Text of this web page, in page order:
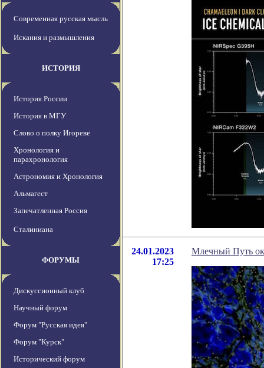
Современная русская мысль
Искания и размышления
ИСТОРИЯ
История России
История в МГУ
Слово о полку Игореве
Хронология и
парахронология
Астрономия и Хронология
Альмагест
Запечатленная Россия
Сталиниана
ФОРУМЫ
Дискуссионный клуб
Научный форум
Форум "Русская идея"
Форум "Курск"
Исторический форум
24.01.2023
17:25
Млечный Путь